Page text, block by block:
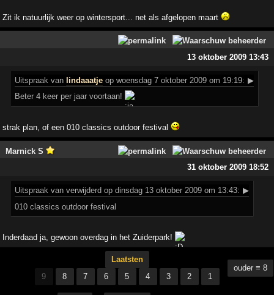
Zit ik natuurlijk weer op wintersport... net als afgelopen maart
13 oktober 2009 13:43
Uitspraak van lindaaatje op woensdag 7 oktober 2009 om 19:19: ▶
Beter 4 keer per jaar voortaan!
strak plan, of een 010 classics outdoor festival
Marnick S
31 oktober 2009 18:52
Uitspraak van verwijderd op dinsdag 13 oktober 2009 om 13:43: ▶
010 classics outdoor festival
Inderdaad ja, gewoon overdag in het Zuiderpark!
Laatsten
9
8 7 6 5 4 3 2 1
ouder ≡ 8